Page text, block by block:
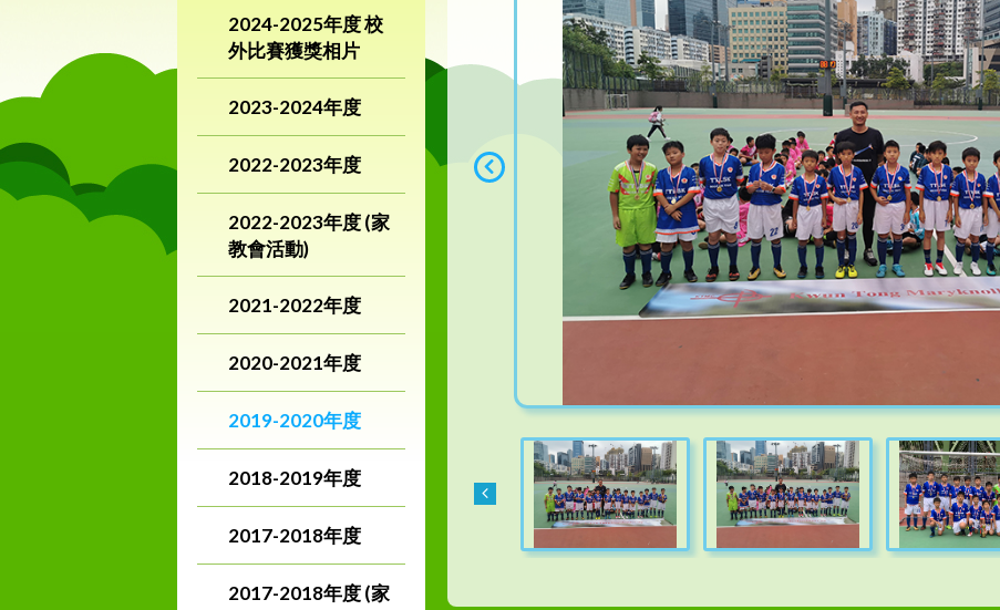
2024-2025年度 校
外比賽獲獎相片
2023-2024年度
2022-2023年度
2022-2023年度 (家
教會活動)
2021-2022年度
2020-2021年度
2019-2020年度
2018-2019年度
2017-2018年度
2017-2018年度 (家